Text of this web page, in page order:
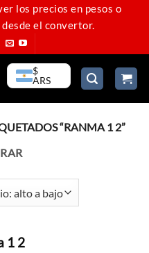
los precios en pesos o
el convertor.
$
ARS
“RANMA 1 2”
1 2